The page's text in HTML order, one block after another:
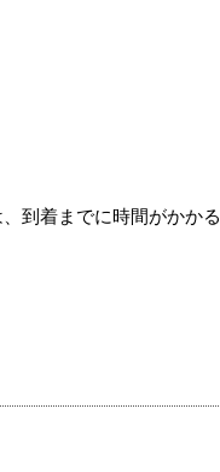
到着までに時間がかかる